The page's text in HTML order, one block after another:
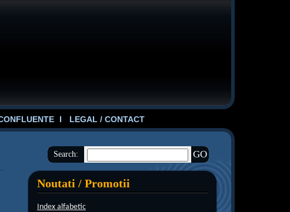
LEGAL / CONTACT
Search:
Noutati / Promotii
Index alfabetic